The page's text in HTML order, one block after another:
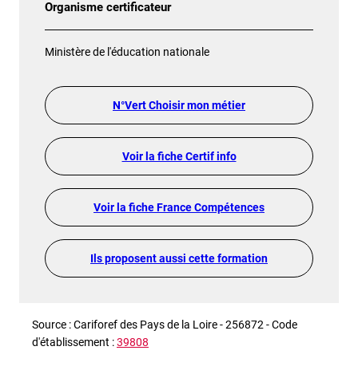
Organisme certificateur
Ministère de l'éducation nationale
N°Vert Choisir mon métier
Voir la fiche Certif info
Voir la fiche France Compétences
Ils proposent aussi cette formation
Source : Cariforef des Pays de la Loire - 256872 - Code
d'établissement :39808